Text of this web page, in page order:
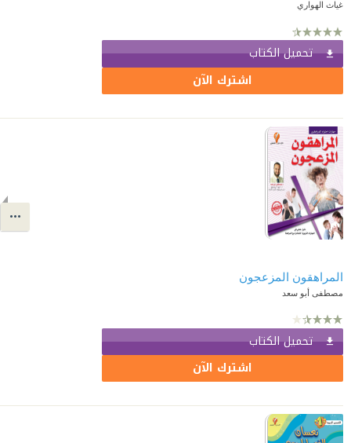
غياث الهواري
تحميل الكتاب
اشترك الآن
المراهقون المزعجون
مصطفى أبو سعد
تحميل الكتاب
اشترك الآن